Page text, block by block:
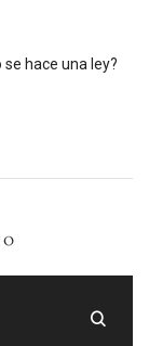
se hace una ley?